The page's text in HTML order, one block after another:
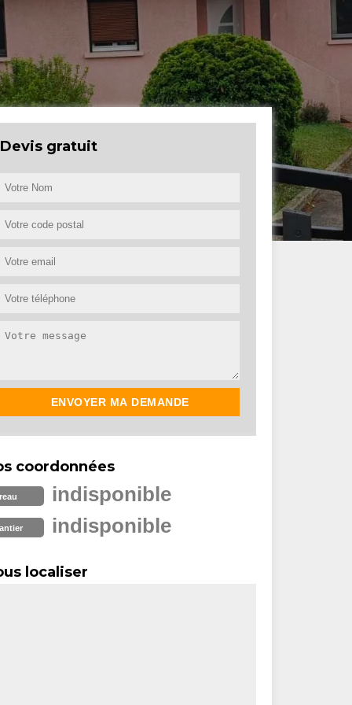
Devis gratuit
coordonnées
indisponible
indisponible
localiser